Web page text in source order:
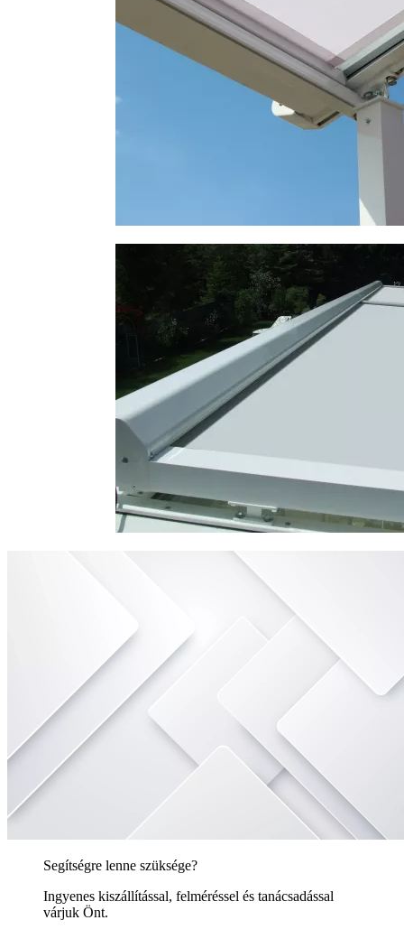
Segítségre lenne szüksége?
Ingyenes kiszállítással, felméréssel és tanácsadással
várjuk Önt.